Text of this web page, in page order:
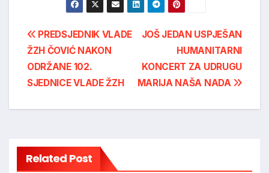
Post
navigation
JOŠ JEDAN USPJEŠAN
HUMANITARNI
KONCERT ZA UDRUGU
MARIJA NAŠA NADA
PREDSJEDNIK VLADE
ŽZH ČOVIĆ NAKON
ODRŽANE 102.
SJEDNICE VLADE ŽZH
Related Post